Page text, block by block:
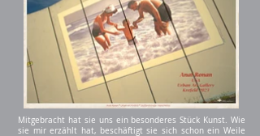
Mitgebracht hat sie uns ein besonderes Stück Kunst. Wie
sie mir erzählt hat, beschäftigt sie sich schon ein Weile